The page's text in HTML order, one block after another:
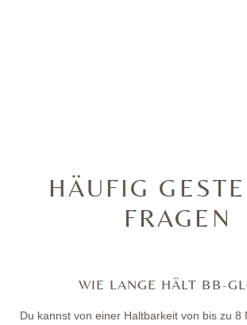
HÄUFIG
FRAGEN
WIE LANGE HÄLT BB-
Du kannst von einer Haltbarkeit von bis zu 8